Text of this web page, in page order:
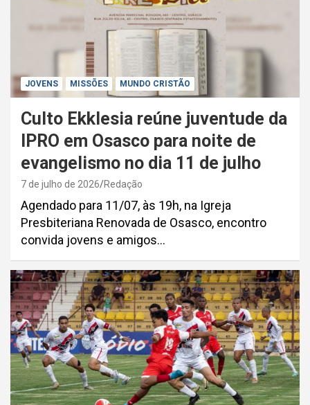
JOVENS MISSÕES MUNDO CRISTÃO
Culto Ekklesia reúne juventude da
IPRO em Osasco para noite de
evangelismo no dia 11 de julho
7 de julho de 2026 Redação
Agendado para 11/07, às 19h, na Igreja
Presbiteriana Renovada de Osasco, encontro
convida jovens e amigos…